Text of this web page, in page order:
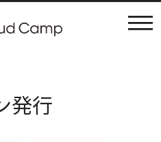
案内
発行